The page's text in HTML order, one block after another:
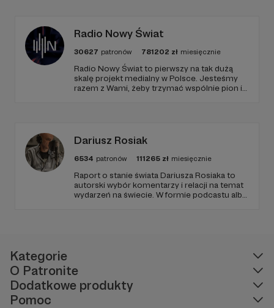
ROZMOWY
skąd i dokąd idą, jakie mają obawy, co ich
napędza. Poza rozpoznawalnymi postaciami
świata „wolnościowego” pojawiają się tu mniej
znani aktywiści, wykładowcy a czasem nawet
Radio Nowy Świat
30627 patronów 781202 zł miesięcznie
Radio Nowy Świat to pierwszy na tak dużą
skalę projekt medialny w Polsce. Jesteśmy
razem z Wami, żeby trzymać wspólnie pion i
Dariusz Rosiak
6534 patronów 111265 zł miesięcznie
Raport o stanie świata Dariusza Rosiaka to
autorski wybór komentarzy i relacji na temat
wydarzeń na świecie. W formie podcastu albo
Kategorie
O Patronite
Dodatkowe produkty
Pomoc